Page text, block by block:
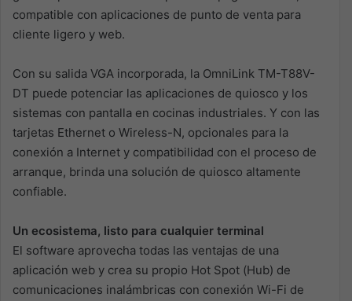
compatible con aplicaciones de punto de venta para
cliente ligero y web.
Con su salida VGA incorporada, la OmniLink TM-T88V-
DT puede potenciar las aplicaciones de quiosco y los
sistemas con pantalla en cocinas industriales. Y con las
tarjetas Ethernet o Wireless-N, opcionales para la
conexión a Internet y compatibilidad con el proceso de
arranque, brinda una solución de quiosco altamente
confiable.
Un ecosistema, listo para cualquier terminal
El software aprovecha todas las ventajas de una
aplicación web y crea su propio Hot Spot (Hub) de
comunicaciones inalámbricas con conexión Wi-Fi de